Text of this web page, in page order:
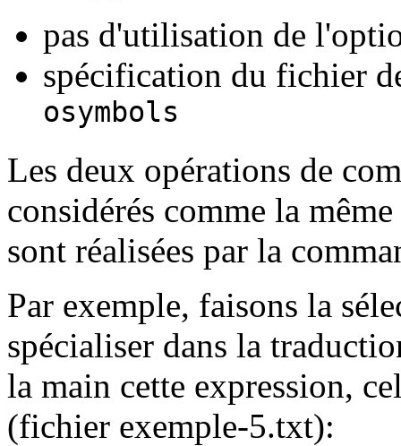
pas d'utilisation de
spécification du fichier
osymbols
Les deux opérations de
considérés comme la
sont réalisées par la
Par exemple, faisons la
spécialiser dans la
la main cette expression,
(fichier exemple-5.txt):